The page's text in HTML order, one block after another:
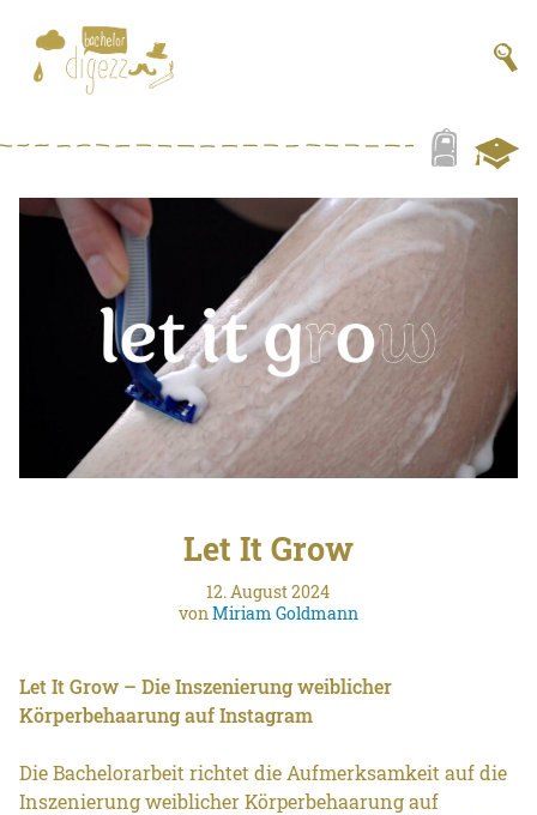
Let It Grow
12. August 2024
vonMiriam Goldmann
Let It Grow – Die Inszenierung weiblicher
Körperbehaarung auf Instagram
Die Bachelorarbeit richtet die Aufmerksamkeit auf die
Inszenierung weiblicher Körperbehaarung auf